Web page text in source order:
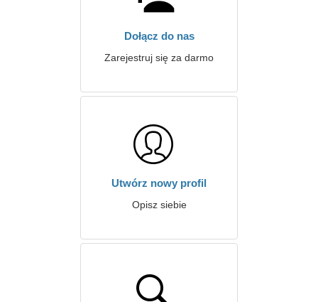
Dołącz do nas
Zarejestruj się za darmo
Utwórz nowy profil
Opisz siebie